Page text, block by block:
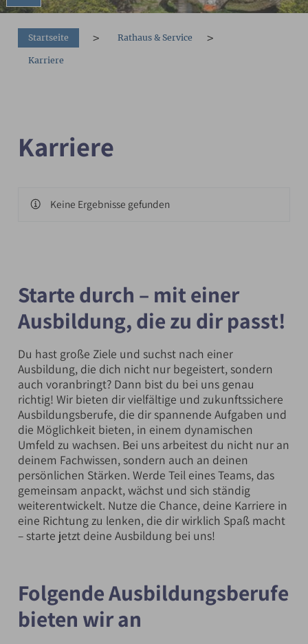
Startseite Rathaus & Service
Karriere
Karriere
Keine Ergebnisse gefunden
Starte durch – mit einer
Ausbildung, die zu dir passt!
Du hast große Ziele und suchst nach einer
Ausbildung, die dich nicht nur begeistert, sondern
auch voranbringt? Dann bist du bei uns genau
richtig! Wir bieten dir vielfältige und zukunftssichere
Ausbildungsberufe, die dir spannende Aufgaben und
die Möglichkeit bieten, in einem dynamischen
Umfeld zu wachsen. Bei uns arbeitest du nicht nur an
deinem Fachwissen, sondern auch an deinen
persönlichen Stärken. Werde Teil eines Teams, das
gemeinsam anpackt, wächst und sich ständig
weiterentwickelt. Nutze die Chance, deine Karriere in
eine Richtung zu lenken, die dir wirklich Spaß macht
– starte jetzt deine Ausbildung bei uns!
Folgende Ausbildungsberufe
bieten wir an